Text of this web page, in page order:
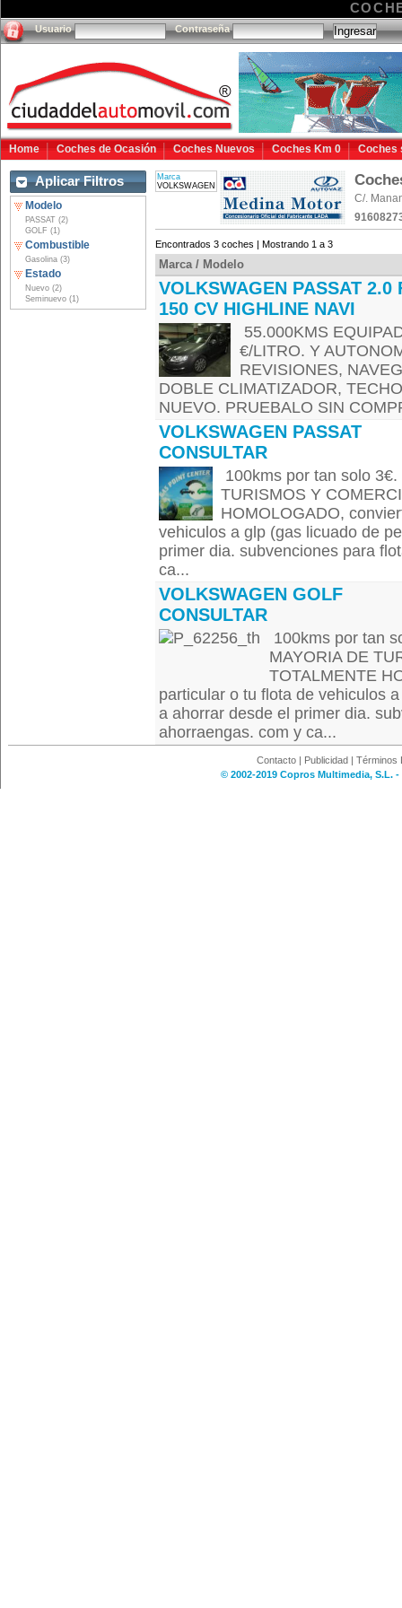
Usuario Contraseña
Home Coches de Ocasión Coches Nuevos Coches Km 0 Coches
Aplicar Filtros
Modelo
PASSAT (2)
GOLF (1)
Combustible
Gasolina (3)
Estado
Nuevo (2)
Seminuevo (1)
Marca
VOLKSWAGEN
C/.
Encontrados 3 coches | Mostrando 1 a 3
Marca / Modelo
VOLKSWAGEN PASSAT 2.0
150 CV HIGHLINE NAVI
55.000KMS
€/LITRO. Y
REVISIONES,
DOBLE CLIMATIZADOR,
NUEVO. PRUEBALO SIN
VOLKSWAGEN PASSAT
CONSULTAR
100kms por tan solo
TURISMOS Y
HOMOLOGADO,
vehiculos a glp (gas licuado de
primer dia. subvenciones para
ca...
VOLKSWAGEN GOLF
CONSULTAR
100kms por tan
MAYORIA DE
TOTALMENTE
particular o tu flota de vehiculos
a ahorrar desde el primer dia.
ahorraengas. com y ca...
Contacto | Publicidad | Términos
© 2002-2019 Copros Multimedia, S.L.